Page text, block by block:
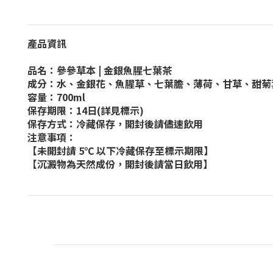
產品資訊
品名：參參草本 | 金銀魚腥七葉茶
成分：水、金銀花、魚腥草、七葉膽、薄荷、甘草、甜
容量：700ml
保存期限：14日(詳見標示)
保存方式：冷藏保存，開封後請儘速飲用
注意事項：
【未開封請 5℃ 以下冷藏保存至標示期限】
【沉澱物為天然成份，開封後請當日飲用】